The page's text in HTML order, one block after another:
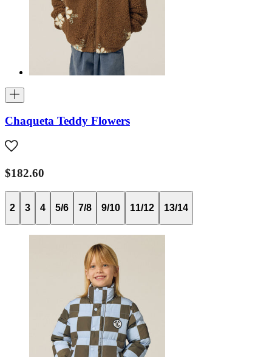
Chaqueta Teddy Flowers
$182.60
2 3 4 5/6 7/8 9/10 11/12 13/14